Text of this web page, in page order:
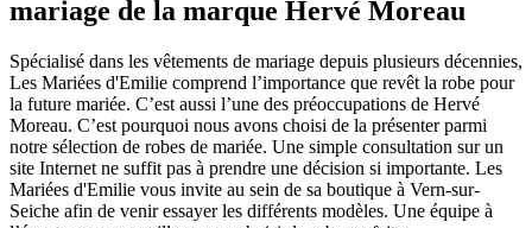
mariage de la marque Hervé Moreau
Spécialisé dans les vêtements de mariage depuis plusieurs décennies,
Les Mariées d'Emilie comprend l’importance que revêt la robe pour
la future mariée. C’est aussi l’une des préoccupations de Hervé
Moreau. C’est pourquoi nous avons choisi de la présenter parmi
notre sélection de robes de mariée. Une simple consultation sur un
site Internet ne suffit pas à prendre une décision si importante. Les
Mariées d'Emilie vous invite au sein de sa boutique à Vern-sur-
Seiche afin de venir essayer les différents modèles. Une équipe à